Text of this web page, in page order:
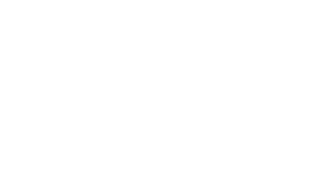
po “Twoja
się wzbogacił?